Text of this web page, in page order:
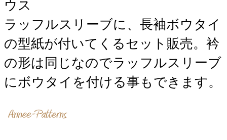
ウス
ラッフルスリーブに、長袖ボウタイ
の型紙が付いてくるセット販売。衿
の形は同じなのでラッフルスリーブ
にボウタイを付ける事もできます。